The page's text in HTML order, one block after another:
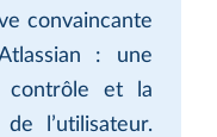
convaincante
: une
contrôle et la
l’utilisateur.